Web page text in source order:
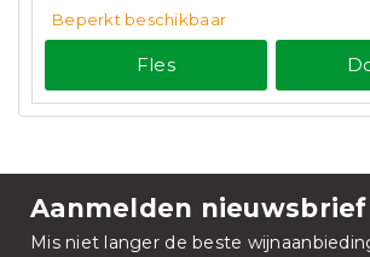
Beperkt beschikbaar
Fles
Aanmelden nieuwsbrief
Mis niet langer de beste